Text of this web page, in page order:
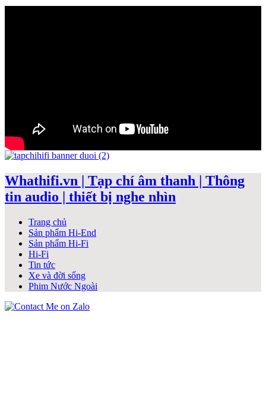
Whathifi.vn | Tạp chí âm thanh | Thông
tin audio | thiết bị nghe nhìn
Trang chủ
Sản phẩm Hi-End
Sản phẩm Hi-Fi
Hi-Fi
Tin tức
Xe và đời sống
Phim Nước Ngoài